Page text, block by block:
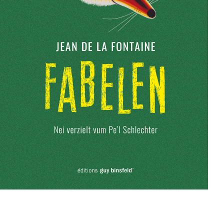
2025
Contact
Les librairies